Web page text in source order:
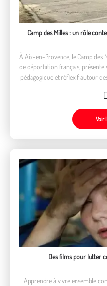
Camp des Milles : un rôle
À Aix-en-Provence, le Camp des
de déportation français,
pédagogique et réflexif autour
Voir
Des films pour lutter
Apprendre à vivre ensemble